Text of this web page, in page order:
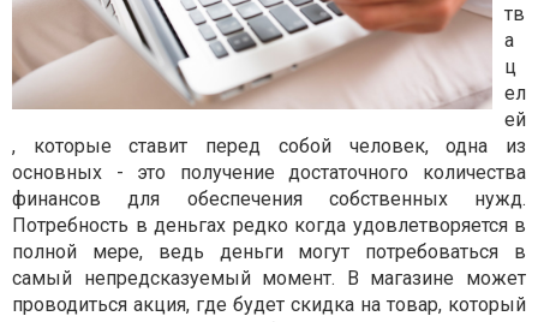
тв
а
ц
ел
ей
, которые ставит перед собой человек, одна из
основных - это получение достаточного количества
финансов для обеспечения собственных нужд.
Потребность в деньгах редко когда удовлетворяется в
полной мере, ведь деньги могут потребоваться в
самый непредсказуемый момент. В магазине может
проводиться акция, где будет скидка на товар, который